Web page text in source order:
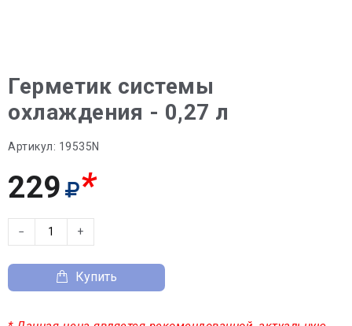
Герметик системы
охлаждения - 0,27 л
Артикул: 19535N
229 *
− +
Купить